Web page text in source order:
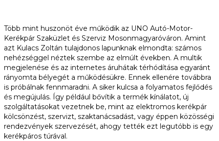
Több mint huszonöt éve működik az UNO Autó-Motor-
Kerékpár Szaküzlet és Szerviz Mosonmagyaróváron. Amint
azt Kulacs Zoltán tulajdonos lapunknak elmondta: számos
nehézséggel néztek szembe az elmúlt években. A multik
megjelenése és az internetes áruhátak térhódítása egyaránt
rányomta bélyegét a működésükre. Ennek ellenére továbbra
is próbálnak fennmaradni. A siker kulcsa a folyamatos fejlődés
és megújulás. Így például bővítik a termék kínálatot, új
szolgáltatásokat vezetnek be, mint az elektromos kerékpár
kölcsönzést, szervizt, szaktanácsadást, vagy éppen közösségi
rendezvények szervezését, ahogy tették ezt legutóbb is egy
kerékpáros túrával.